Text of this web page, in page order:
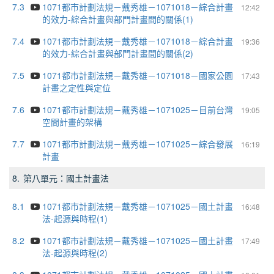
7.3
12:42
1071都市計劃法規－戴秀雄－1071018－綜合計畫
的效力-綜合計畫與部門計畫間的關係(1)
7.4
19:36
1071都市計劃法規－戴秀雄－1071018－綜合計畫
的效力-綜合計畫與部門計畫間的關係(2)
7.5
17:43
1071都市計劃法規－戴秀雄－1071018－國家公園
計畫之定性與定位
7.6
19:05
1071都市計劃法規－戴秀雄－1071025－目前台灣
空間計畫的架構
7.7
16:19
1071都市計劃法規－戴秀雄－1071025－綜合發展
計畫
8. 第八單元：國土計畫法
8.1 16:48
1071都市計劃法規－戴秀雄－1071025－國土計畫
法-起源與時程(1)
8.2
17:49
1071都市計劃法規－戴秀雄－1071025－國土計畫
法-起源與時程(2)